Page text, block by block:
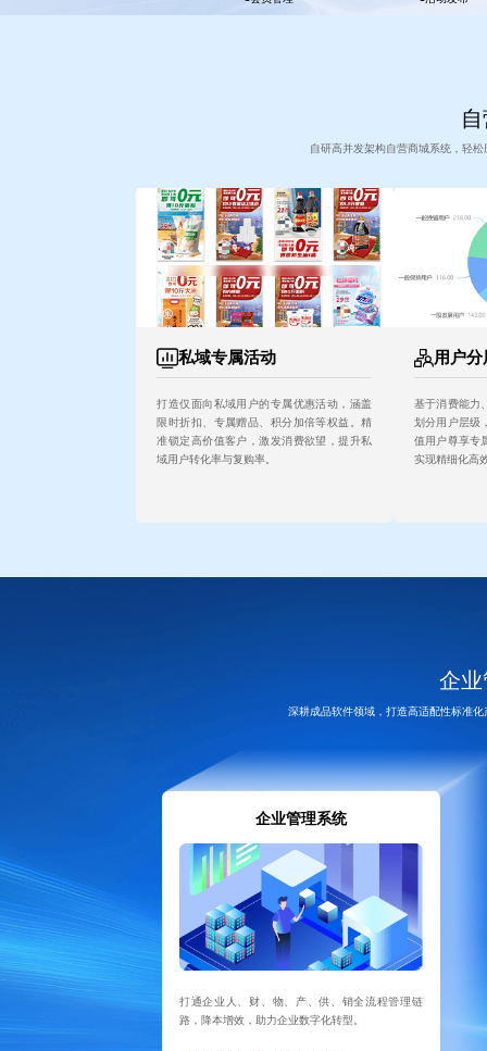
自研高并发架构自营商城系统，轻
私域专属活动
打造仅面向私域用户的专属优惠活动，涵盖
限时折扣、专属赠品、积分加倍等权益。精
准锁定高价值客户，激发消费欲望，提升私
域用户转化率与复购率。
用户
基于消费能力
划分用户层级
值用户尊享专
实现精细化高
企
深耕成品软件领域，打造高适配性标准
企业管理系统
打通企业人、财、物、产、供、销全流程管理链
路，降本增效，助力企业数字化转型。